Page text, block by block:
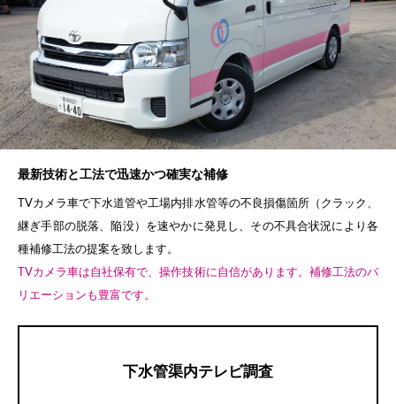
最新技術と工法で迅速かつ確実な補修
TVカメラ車で下水道管や工場内排水管等の不良損傷箇所（クラック、
継ぎ手部の脱落、陥没）を速やかに発見し、その不具合状況により各
種補修工法の提案を致します。
TVカメラ車は自社保有で、操作技術に自信があります。補修工法のバ
リエーションも豊富です。
下水管渠内テレビ調査